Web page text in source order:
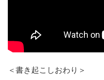
＜書き起こしおわり＞